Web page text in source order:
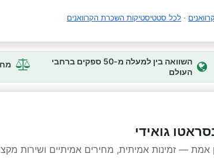
· לכל סטטיסטיקות השכרת הקרוואנים
השוואה בין למעלה מ-50 ספקים ברחבי
העולם
גואידי
— זמינות אמיתית, מחירים אמיתיים ושירות